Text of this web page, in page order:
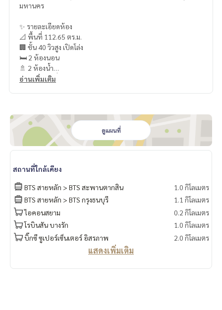
มหานคร
✨ รายละเอียดห้อง
📐 พื้นที่ 112.65 ตร.ม.
🏢 ชั้น 40 วิวสูง เปิดโล่ง
🛏 2 ห้องนอน
🚿 2 ห้องน้ำ
💼 ห้องนอนที่สองปรับเป็นห้องทำงานขนาดใหญ่ เหมาะสำหรับ
🌟 จุดเด่น
• ห้องขนาดใหญ่ ฟังก์ชันลงตัว
• ดีไซน์ Modern Loft หายากในโครงการ
• เหมาะสำหรับผู้บริหาร นักธุรกิจ หรือผู้ที่ต้องการพื้นที่ทำงานภา
ยในบ้าน
• โครงการระดับ Luxury เชื่อมต่อ ICONSIAM และสิ่งอำนวยความส
ะดวกครบครัน
📩 สนใจสอบถามรายละเอียดเพิ่มเติม หรือนัดชมห้อง
☎️093-943-4388
Line : @bpp2019
#MagnoliasWaterfrontResidences #ICONSIAM #LuxuryCon
อ่านเพิ่มเติม
ดูแผนที่
สถานที่ใกล้เคียง
BTS สายหลัก > BTS สะพานตากสิน
1.0 กิโลเมตร
BTS สายหลัก > BTS กรุงธนบุรี
1.1 กิโลเมตร
ไอคอนสยาม
0.2 กิโลเมตร
โรบินสัน บางรัก
1.0 กิโลเมตร
บิ๊กซี ซูเปอร์เซ็นเตอร์ อิสรภาพ
2.0 กิโลเมตร
แสดงเพิ่มเติม